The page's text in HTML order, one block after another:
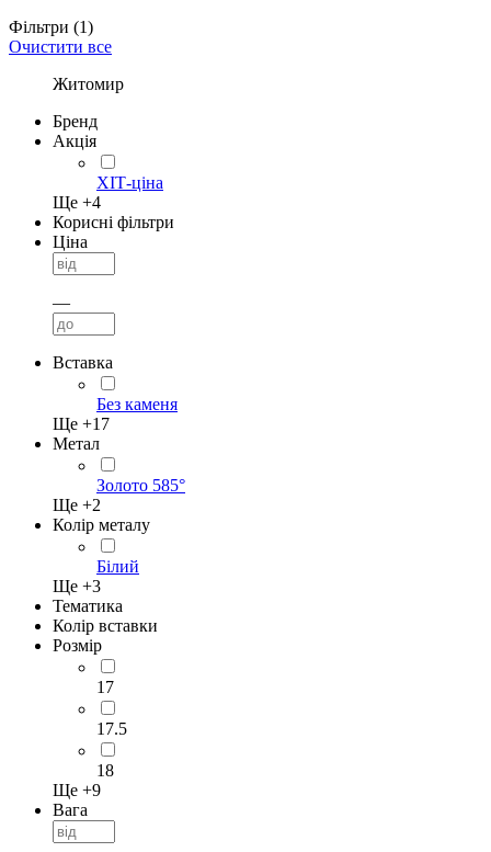
Фільтри (1)
Очистити все
Житомир
Бренд
Акція
ХІТ-ціна
Ще +4
Корисні фільтри
Ціна
—
Вставка
Без каменя
Ще +17
Метал
Золото 585°
Ще +2
Колір металу
Білий
Ще +3
Тематика
Колір вставки
Розмір
17
17.5
18
Ще +9
Вага